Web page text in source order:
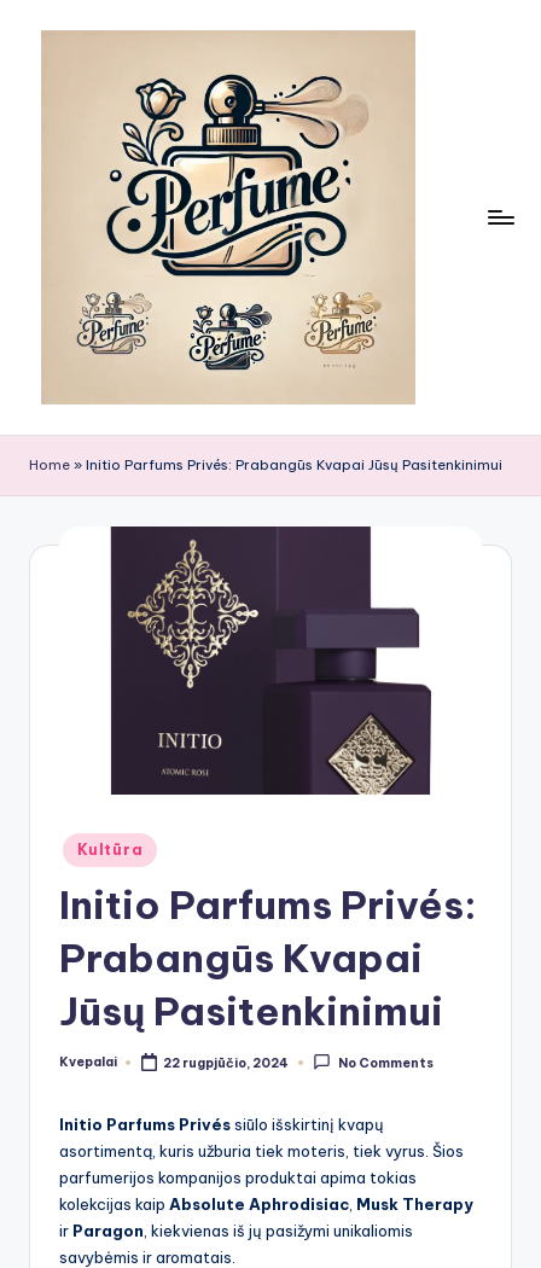
Home » Initio Parfums Privés: Prabangūs Kvapai Jūsų Pasitenkinimui
Posted
in
Kultūra
Initio Parfums Privés:
Prabangūs Kvapai
Jūsų Pasitenkinimui
Posted
Kvepalai 22 rugpjūčio, 2024 No Comments
Initio Parfums Privéssiūlo išskirtinį kvapų
asortimentą, kuris užburia tiek moteris, tiek vyrus. Šios
parfumerijos kompanijos produktai apima tokias
kolekcijas kaip Absolute Aphrodisiac Musk Therapy
ir Paragon , kiekvienas iš jų pasižymi unikaliomis
savybėmis ir aromatais.